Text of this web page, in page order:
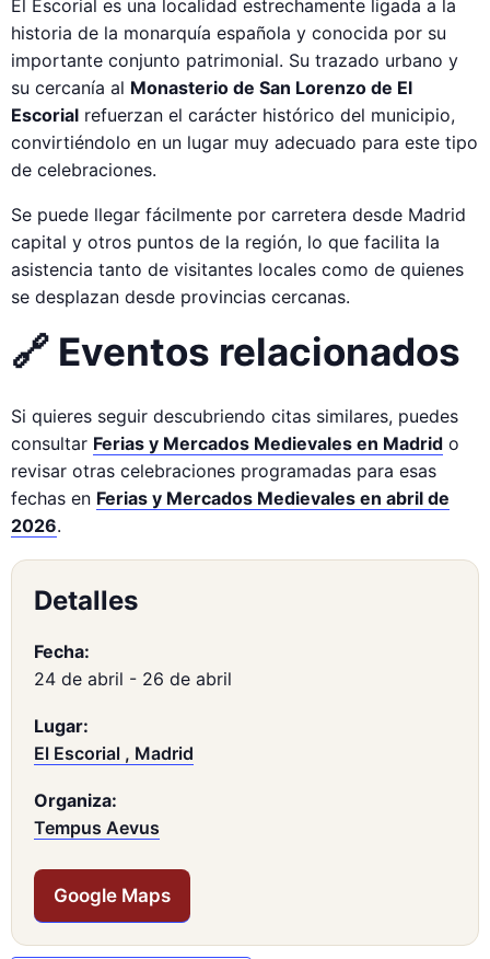
El Escorial es una localidad estrechamente ligada a la
historia de la monarquía española y conocida por su
importante conjunto patrimonial. Su trazado urbano y
su cercanía al Monasterio de San Lorenzo de El
Escorial refuerzan el carácter histórico del municipio,
convirtiéndolo en un lugar muy adecuado para este tipo
de celebraciones.
Se puede llegar fácilmente por carretera desde Madrid
capital y otros puntos de la región, lo que facilita la
asistencia tanto de visitantes locales como de quienes
se desplazan desde provincias cercanas.
🔗 Eventos relacionados
Si quieres seguir descubriendo citas similares, puedes
consultar Ferias y Mercados Medievales en Madrid o
revisar otras celebraciones programadas para esas
fechas en Ferias y Mercados Medievales en abril de
2026.
Detalles
Fecha:
24 de abril - 26 de abril
Lugar:
El Escorial , Madrid
Organiza:
Tempus Aevus
Google Maps